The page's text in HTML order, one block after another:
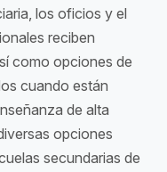
los oficios y el
reciben
como opciones de
cuando están
de alta
opciones
secundarias de